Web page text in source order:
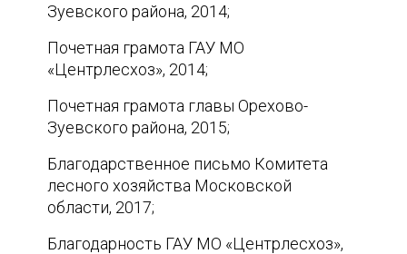
Зуевского района, 2014;
Почетная грамота ГАУ МО
«Центрлесхоз», 2014;
Почетная грамота главы Орехово-
Зуевского района, 2015;
Благодарственное письмо Комитета
лесного хозяйства Московской
области, 2017;
Благодарность ГАУ МО «Центрлесхоз»,